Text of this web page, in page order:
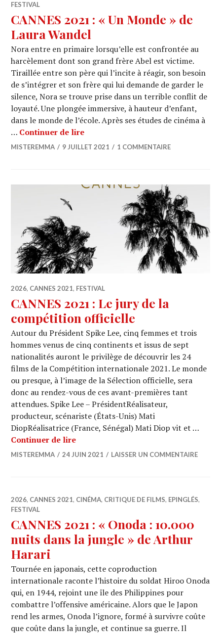
FESTIVAL
CANNES 2021 : « Un Monde » de
Laura Wandel
Nora entre en primaire lorsqu’elle est confrontée au
harcèlement dont son grand frère Abel est victime.
Tiraillée entre son père qui l’incite à réagir, son besoin
de s’intégrer et son frère qui lui demande de garder le
silence, Nora se trouve prise dans un terrible conflit de
loyauté. Une plongée immersive, à hauteur d’enfant,
dans le monde de l’école. Après ses études de cinéma à
… Continuer de lireCANNES 2021 : « Un Monde » de
MISTEREMMA 9 JUILLET 2021 1 COMMENTAIRE
2026, CANNES 2021, FESTIVAL
CANNES 2021 : Le jury de la
compétition officielle
Autour du Président Spike Lee, cinq femmes et trois
hommes venus de cinq continents et issus de sept
nationalités auront le privilège de découvrir les 24
films de la Compétition internationale 2021. Le monde
ou presque, à l’image de la Sélection officielle, sera
donc au rendez-vous de ces avant-premières tant
attendues. Spike Lee – PrésidentRéalisateur,
producteur, scénariste (États-Unis) Mati
DiopRéalisatrice (France, Sénégal) Mati Diop vit et …
Continuer de lireCANNES 2021 : Le jury de la
MISTEREMMA 24 JUIN 2021 LAISSER UN COMMENTAIRE
2026, CANNES 2021, CINÉMA, CRITIQUE DE FILMS, EPINGLÉS,
FESTIVAL
CANNES 2021 : « Onoda : 10.000
nuits dans la jungle » de Arthur
Harari
Tournée en japonais, cette coproduction
internationale raconte l’histoire du soldat Hiroo Onoda
qui, en 1944, rejoint une île des Philippines pour
combattre l’offensive américaine. Alors que le Japon
rend les armes, Onoda l’ignore, formé à survivre coûte
que coûte dans la jungle, et continue sa guerre. Il